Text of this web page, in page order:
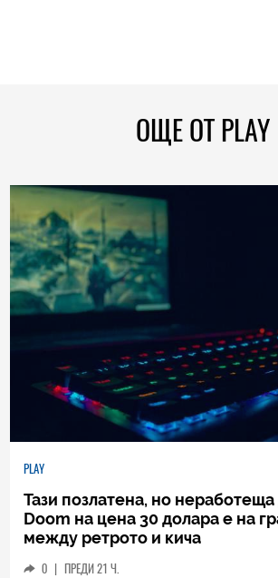
ОЩЕ ОТ PLAY
PLAY
Тази позлатена, но неработеща
Doom на цена 30 долара е на
между ретрото и кича
0 | ПРЕДИ 21 Ч.